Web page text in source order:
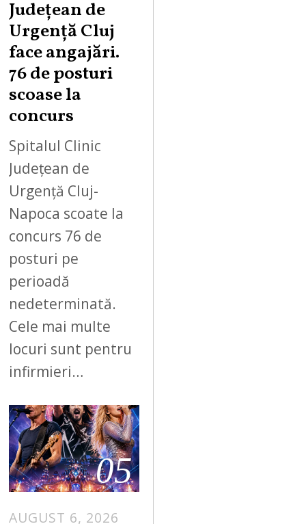
Județean de
Urgență Cluj
face angajări.
76 de posturi
scoase la
concurs
Spitalul Clinic
Județean de
Urgență Cluj-
Napoca scoate la
concurs 76 de
posturi pe
perioadă
nedeterminată.
Cele mai multe
locuri sunt pentru
infirmieri…
05
AUGUST 6, 2026